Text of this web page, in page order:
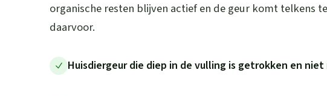
organische resten blijven actief en de geur komt telkens
daarvoor.
Huisdiergeur die diep in de vulling is getrokken en